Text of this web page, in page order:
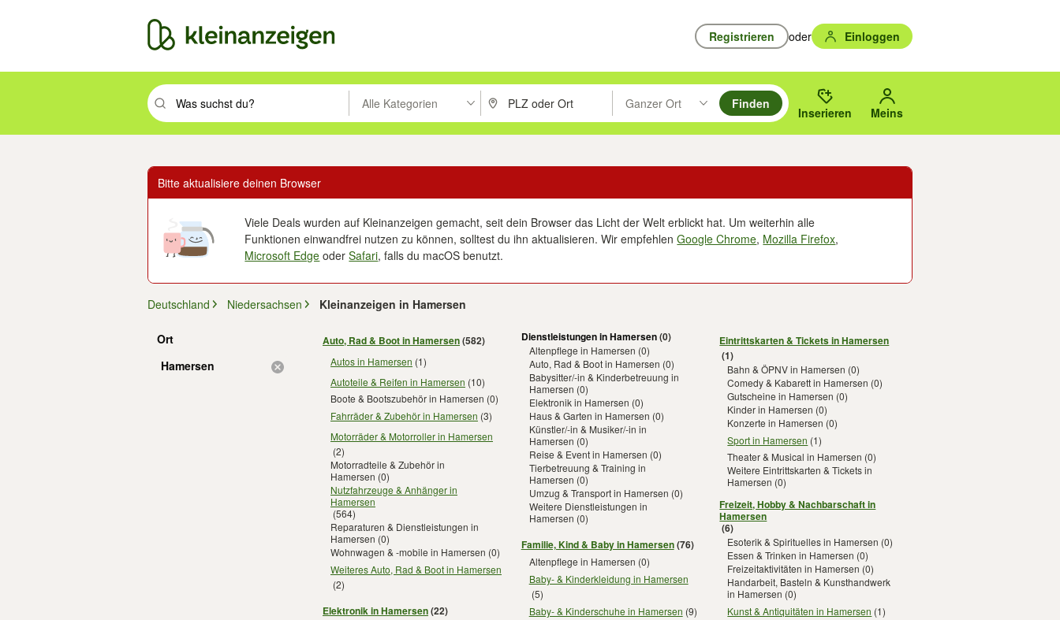
Registrieren oder Einloggen
Suchbegriff eingeben. Eingabetaste drücken um zu suchen, oder Vorschläge mit den Pfeiltasten nach oben/unten durchsuchen und mit Eingabetaste auswählen.
Alle Kategorien PLZ oder Ort eingeben. Eingabetaste drücken um zu suchen, oder Vorschläge mit den Pfeiltasten nach oben/
Ganzer Ort
Suche im Umkreis des gewählten Orts oder PLZ.
Finden
Inserieren Meins
Bitte aktualisiere deinen Browser
Viele Deals wurden auf Kleinanzeigen gemacht, seit dein Browser das Licht der Welt erblickt hat. Um weiterhin alle
Funktionen einwandfrei nutzen zu können, solltest du ihn aktualisieren. Wir empfehlenGoogle Chrome, Mozilla Firefox,
Microsoft Edge oderSafari, falls du macOS benutzt.
Deutschland Niedersachsen Kleinanzeigen in Hamersen
Ort
Hamersen
Auto, Rad & Boot in Hamersen(582)
Autos in Hamersen (1)
Autoteile & Reifen in Hamersen (10)
Boote & Bootszubehör in Hamersen (0)
Fahrräder & Zubehör in Hamersen (3)
Motorräder & Motorroller in Hamersen
(2)
Motorradteile & Zubehör in
Hamersen (0)
Nutzfahrzeuge & Anhänger in
Hamersen
(564)
Reparaturen & Dienstleistungen in
Hamersen (0)
Wohnwagen & -mobile in Hamersen (0)
Weiteres Auto, Rad & Boot in Hamersen
(2)
Elektronik in Hamersen(22)
Dienstleistungen in Hamersen(0)
Altenpflege in Hamersen (0)
Auto, Rad & Boot in Hamersen (0)
Babysitter/-in & Kinderbetreuung in
Hamersen (0)
Elektronik in Hamersen (0)
Haus & Garten in Hamersen (0)
Künstler/-in & Musiker/-in in
Hamersen (0)
Reise & Event in Hamersen (0)
Tierbetreuung & Training in
Hamersen (0)
Umzug & Transport in Hamersen (0)
Weitere Dienstleistungen in
Hamersen (0)
Familie, Kind & Baby in Hamersen(76)
Altenpflege in Hamersen (0)
Baby- & Kinderkleidung in Hamersen
(5)
Baby- & Kinderschuhe in Hamersen (9)
Eintrittskarten & Tickets in Hamersen
(1)
Bahn & ÖPNV in Hamersen (0)
Comedy & Kabarett in Hamersen (0)
Gutscheine in Hamersen (0)
Kinder in Hamersen (0)
Konzerte in Hamersen (0)
Sport in Hamersen (1)
Theater & Musical in Hamersen (0)
Weitere Eintrittskarten & Tickets in
Hamersen (0)
Freizeit, Hobby & Nachbarschaft in
Hamersen
(6)
Esoterik & Spirituelles in Hamersen (0)
Essen & Trinken in Hamersen (0)
Freizeitaktivitäten in Hamersen (0)
Handarbeit, Basteln & Kunsthandwerk
in Hamersen (0)
Kunst & Antiquitäten in Hamersen (1)